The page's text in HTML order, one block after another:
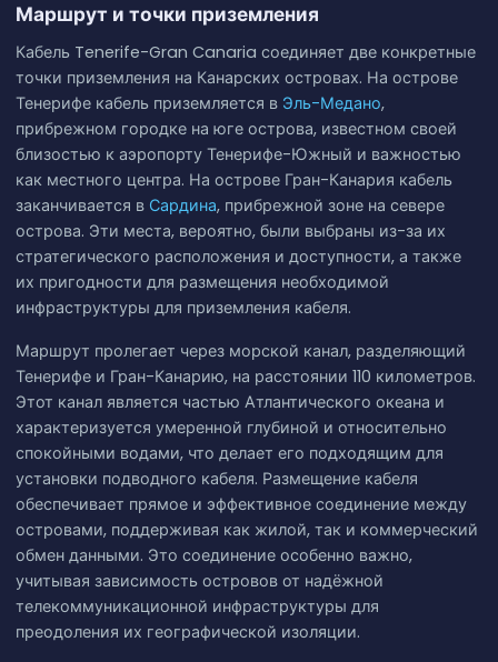
Маршрут и точки приземления
Кабель Tenerife-Gran Canaria соединяет две конкретные
точки приземления на Канарских островах. На острове
Тенерифе кабель приземляется в Эль-Медано,
прибрежном городке на юге острова, известном своей
близостью к аэропорту Тенерифе-Южный и важностью
как местного центра. На острове Гран-Канария кабель
заканчивается в Сардина, прибрежной зоне на севере
острова. Эти места, вероятно, были выбраны из-за их
стратегического расположения и доступности, а также
их пригодности для размещения необходимой
инфраструктуры для приземления кабеля.
Маршрут пролегает через морской канал, разделяющий
Тенерифе и Гран-Канарию, на расстоянии 110 километров.
Этот канал является частью Атлантического океана и
характеризуется умеренной глубиной и относительно
спокойными водами, что делает его подходящим для
установки подводного кабеля. Размещение кабеля
обеспечивает прямое и эффективное соединение между
островами, поддерживая как жилой, так и коммерческий
обмен данными. Это соединение особенно важно,
учитывая зависимость островов от надёжной
телекоммуникационной инфраструктуры для
преодоления их географической изоляции.